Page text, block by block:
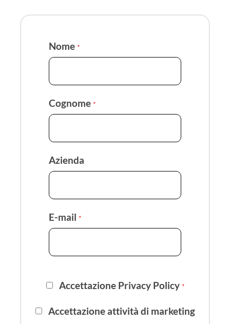
Nome *
Cognome *
Azienda
E-mail *
Accettazione Privacy Policy *
Accettazione attività di marketing